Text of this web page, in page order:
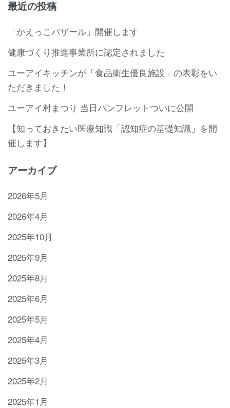
最近の投稿
「かえっこバザール」開催します
健康づくり推進事業所に認定されました
ユーアイキッチンが「食品衛生優良施設」の表彰をい
ただきました！
ユーアイ村まつり 当日パンフレットついに公開
【知っておきたい医療知識「認知症の基礎知識」を開
催します】
アーカイブ
2026年5月
2026年4月
2025年10月
2025年9月
2025年8月
2025年6月
2025年5月
2025年4月
2025年3月
2025年2月
2025年1月